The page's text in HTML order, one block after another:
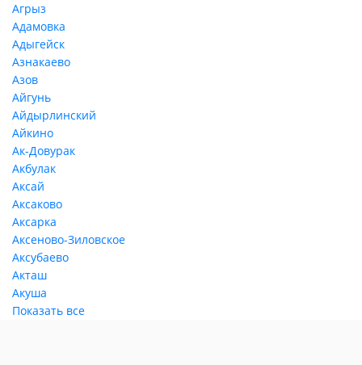
Агрыз
Адамовка
Адыгейск
Азнакаево
Азов
Айгунь
Айдырлинский
Айкино
Ак-Довурак
Акбулак
Аксай
Аксаково
Аксарка
Аксеново-Зиловское
Аксубаево
Акташ
Акуша
Показать все